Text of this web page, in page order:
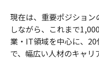
現在は、重要ポジショ
しながら、これまで
業・IT領域を中心に、
で、幅広い人材のキャリ